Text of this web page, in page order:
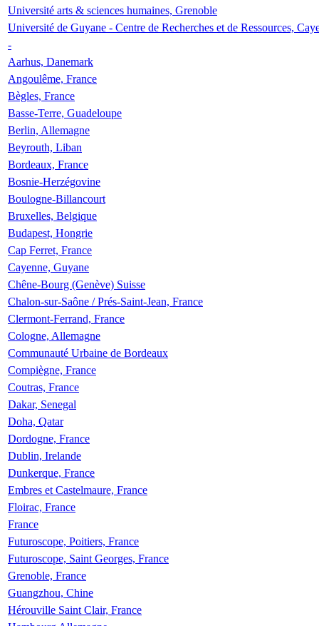
Université arts & sciences humaines, Grenoble
Université de Guyane - Centre de Recherches et de Ressources,
-
Aarhus, Danemark
Angoulême, France
Bègles, France
Basse-Terre, Guadeloupe
Berlin, Allemagne
Beyrouth, Liban
Bordeaux, France
Bosnie-Herzégovine
Boulogne-Billancourt
Bruxelles, Belgique
Budapest, Hongrie
Cap Ferret, France
Cayenne, Guyane
Chêne-Bourg (Genève) Suisse
Chalon-sur-Saône / Prés-Saint-Jean, France
Clermont-Ferrand, France
Cologne, Allemagne
Communauté Urbaine de Bordeaux
Compiègne, France
Coutras, France
Dakar, Senegal
Doha, Qatar
Dordogne, France
Dublin, Irelande
Dunkerque, France
Embres et Castelmaure, France
Floirac, France
France
Futuroscope, Poitiers, France
Futuroscope, Saint Georges, France
Grenoble, France
Guangzhou, Chine
Hérouville Saint Clair, France